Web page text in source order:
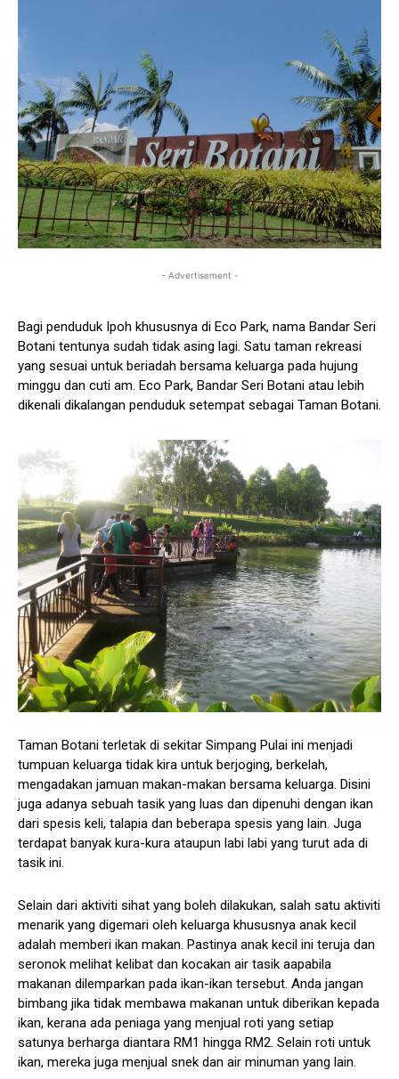
- Advertisement -
Bagi penduduk Ipoh khususnya di Eco Park, nama Bandar Seri
Botani tentunya sudah tidak asing lagi. Satu taman rekreasi
yang sesuai untuk beriadah bersama keluarga pada hujung
minggu dan cuti am. Eco Park, Bandar Seri Botani atau lebih
dikenali dikalangan penduduk setempat sebagai Taman Botani.
Taman Botani terletak di sekitar Simpang Pulai ini menjadi
tumpuan keluarga tidak kira untuk berjoging, berkelah,
mengadakan jamuan makan-makan bersama keluarga. Disini
juga adanya sebuah tasik yang luas dan dipenuhi dengan ikan
dari spesis keli, talapia dan beberapa spesis yang lain. Juga
terdapat banyak kura-kura ataupun labi labi yang turut ada di
tasik ini.
Selain dari aktiviti sihat yang boleh dilakukan, salah satu aktiviti
menarik yang digemari oleh keluarga khususnya anak kecil
adalah memberi ikan makan. Pastinya anak kecil ini teruja dan
seronok melihat kelibat dan kocakan air tasik aapabila
makanan dilemparkan pada ikan-ikan tersebut. Anda jangan
bimbang jika tidak membawa makanan untuk diberikan kepada
ikan, kerana ada peniaga yang menjual roti yang setiap
satunya berharga diantara RM1 hingga RM2. Selain roti untuk
ikan, mereka juga menjual snek dan air minuman yang lain.